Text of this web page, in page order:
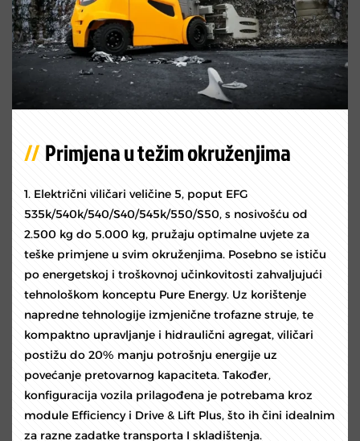
Primjena u težim okruženjima
1. Električni viličari veličine 5, poput EFG
535k/540k/540/S40/545k/550/S50, s nosivošću od
2.500 kg do 5.000 kg, pružaju optimalne uvjete za
teške primjene u svim okruženjima. Posebno se ističu
po energetskoj i troškovnoj učinkovitosti zahvaljujući
tehnološkom konceptu Pure Energy. Uz korištenje
napredne tehnologije izmjenične trofazne struje, te
kompaktno upravljanje i hidraulični agregat, viličari
postižu do 20% manju potrošnju energije uz
povećanje pretovarnog kapaciteta. Također,
konfiguracija vozila prilagođena je potrebama kroz
module Efficiency i Drive & Lift Plus, što ih čini idealnim
za razne zadatke transporta I skladištenja.